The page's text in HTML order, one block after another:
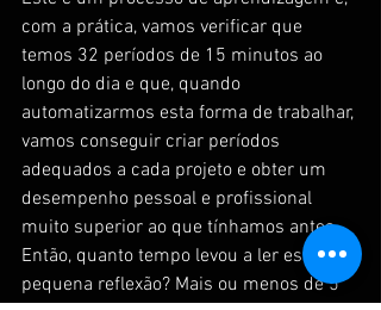
com a prática, vamos verificar que
temos 32 períodos de 15 minutos ao
longo do dia e que, quando
automatizarmos esta forma de trabalhar,
vamos conseguir criar períodos
adequados a cada projeto e obter um
desempenho pessoal e profissional
muito superior ao que tínhamos antes.
Então, quanto tempo levou a ler esta
pequena reflexão? Mais ou menos de 5